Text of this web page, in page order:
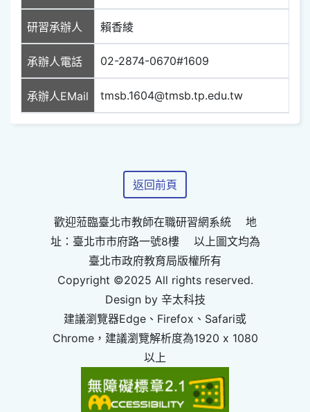
研習承辦人 賴香綾
承辦人電話 02-2874-0670#1609
承辦人EMail tmsb.1604@tmsb.tp.edu.tw
返回前頁
歡迎蒞臨臺北市教師在職研習網系統 地
址：臺北市市府路一號8樓 以上圖文均為
臺北市政府教育局版權所有
Copyright ©2025 All rights reserved.
Design by 辛太科技
建議瀏覽器Edge、Firefox、Safari或
Chrome，建議瀏覽解析度為1920 x 1080
以上